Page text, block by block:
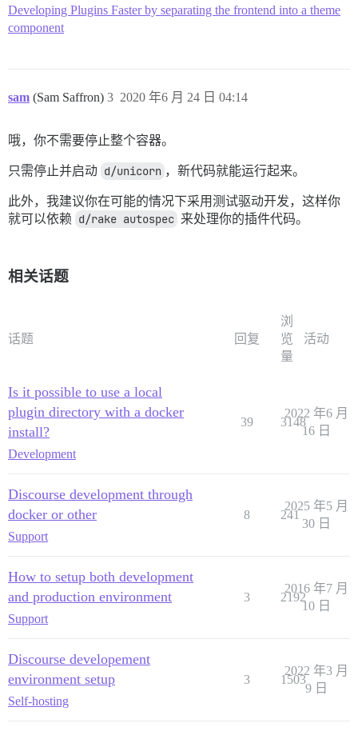
Developing Plugins Faster by separating the frontend into a theme
component
sam (Sam Saffron) 2020 年6 月 24 日 04:14
3
哦，你不需要停止整个容器。
只需停止并启动 d/unicorn ，新代码就能运行起来。
此外，我建议你在可能的情况下采用测试驱动开发，这样你
就可以依赖 d/rake autospec 来处理你的插件代码。
相关话题
话题 回复
浏
览
量
活动
Is it possible to use a local
plugin directory with a docker
install?
Development
39 3148
2022 年6 月
16 日
Discourse development through
docker or other
Support
8 241
2025 年5 月
30 日
How to setup both development
and production environment
Support
3 2192
2016 年7 月
10 日
Discourse developement
environment setup
Self-hosting
3 1503
2022 年3 月
9 日